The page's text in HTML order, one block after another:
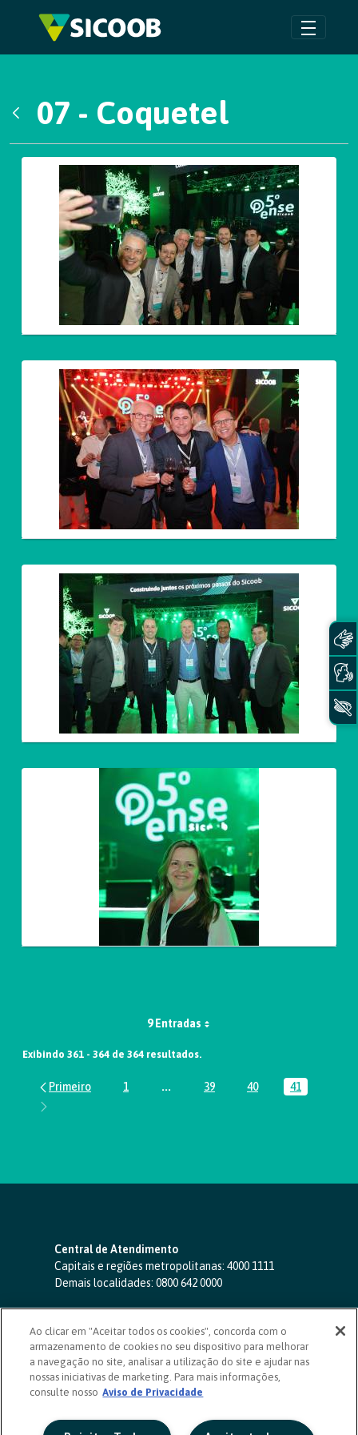
Pular para o Conteúdo principal
07 - Coquetel
Galeria de Mídias
9 Entradas
Exibindo 361 - 364 de 364 resultados.
Página
1 ...Páginas intermediárias Usar ABA
Página
39 Página
40 Página
41
Central de Atendimento
Capitais e regiões metropolitanas: 4000 1111
Demais localidades: 0800 642 0000
SAC 24 horas-0800 724 4420
Ouvidoria
0800 725 0996
(de segunda a sexta, das 8h às 20h)
ouvidoriasicoob.com.br
Deficientes auditivos ou de fala
Ao clicar em "Aceitar todos os cookies", concorda com o
armazenamento de cookies no seu dispositivo para melhorar
a navegação no site, analisar a utilização do site e ajudar nas
nossas iniciativas de marketing. Para mais informações,
consulte nosso Aviso de Privacidade